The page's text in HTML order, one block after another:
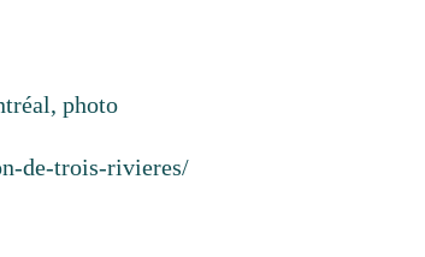
photo
de-trois-rivieres/